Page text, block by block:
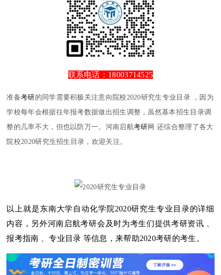
联系电话：18003714525
准备考研的同学需要积极关注意向院校2020研究生专业目录 ，因为
学校每年会根据往年报考数据做出招生调整，虽然基本招生目录调
整的几率不大，但也以防万一。河南启航考研网 还综合整理了各大
院校2020研究生招生目录，欢迎关注。
以上就是东南大学自动化学院2020研究生专业目录的详细
内容，另外河南启航考研会及时为考生们提供考研资讯 、
报考指南 、专业目录 等信息，来帮助2020考研的考生。